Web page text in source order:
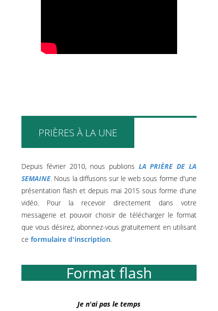
PRIÈRES À LA UNE
Depuis février 2010, nous publions LA PRIÈRE DE LA
SEMAINE. Nous la diffusons sur le web sous forme d'une
présentation flash et depuis mai 2015 sous forme d'une
vidéo. Pour la recevoir directement dans votre
messagerie et pouvoir choisir de télécharger le format
que vous désirez, abonnez-vous gratuitement en utilisant
ceformulaire d'inscription.
Format flash
Je n'ai pas le temps